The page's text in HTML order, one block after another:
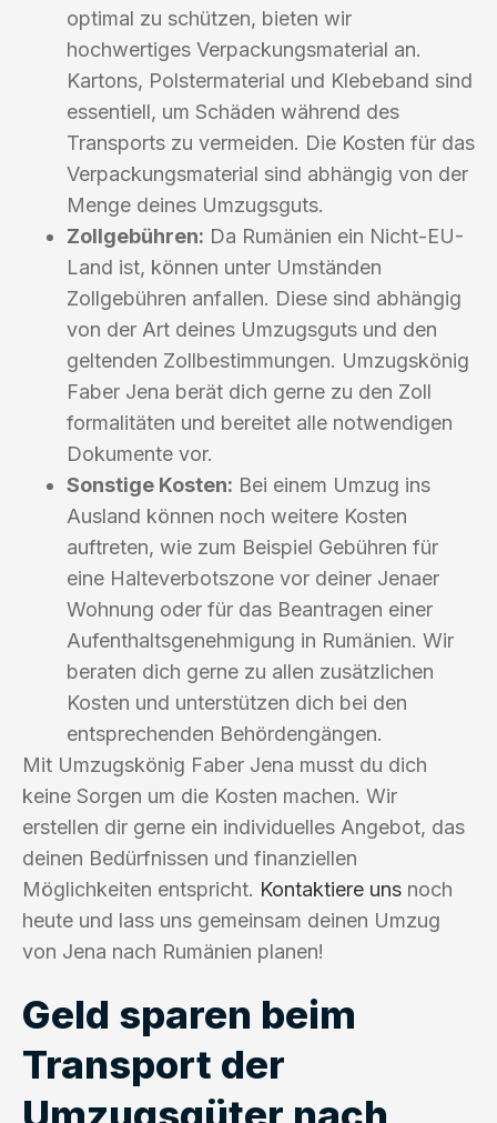
optimal zu schützen, bieten wir
hochwertiges Verpackungsmaterial an.
Kartons, Polstermaterial und Klebeband sind
essentiell, um Schäden während des
Transports zu vermeiden. Die Kosten für das
Verpackungsmaterial sind abhängig von der
Menge deines Umzugsguts.
Zollgebühren: Da Rumänien ein Nicht-EU-
Land ist, können unter Umständen
Zollgebühren anfallen. Diese sind abhängig
von der Art deines Umzugsguts und den
geltenden Zollbestimmungen. Umzugskönig
Faber Jena berät dich gerne zu den Zoll
formalitäten und bereitet alle notwendigen
Dokumente vor.
Sonstige Kosten: Bei einem Umzug ins
Ausland können noch weitere Kosten
auftreten, wie zum Beispiel Gebühren für
eine Halteverbotszone vor deiner Jenaer
Wohnung oder für das Beantragen einer
Aufenthaltsgenehmigung in Rumänien. Wir
beraten dich gerne zu allen zusätzlichen
Kosten und unterstützen dich bei den
entsprechenden Behördengängen.
Mit Umzugskönig Faber Jena musst du dich
keine Sorgen um die Kosten machen. Wir
erstellen dir gerne ein individuelles Angebot, das
deinen Bedürfnissen und finanziellen
Möglichkeiten entspricht. Kontaktiere uns noch
heute und lass uns gemeinsam deinen Umzug
von Jena nach Rumänien planen!
Geld sparen beim
Transport der